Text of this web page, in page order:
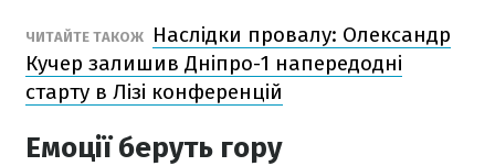
ЧИТАЙТЕ ТАКОЖ
Наслідки провалу: Олександр
Кучер залишив Дніпро-1 напередодні
старту в Лізі конференцій
Емоції беруть гору